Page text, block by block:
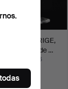
GATE (SVERIGE,
Juego de …
7 may 2026